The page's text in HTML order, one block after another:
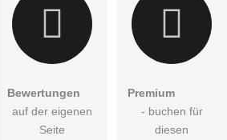
Bewertungen
auf der eigenen
Seite
Premium
- buchen für
diesen